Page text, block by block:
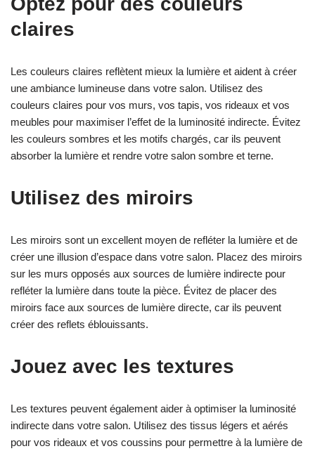
claires
Les couleurs claires reflètent mieux la lumière et aident à créer
une ambiance lumineuse dans votre salon. Utilisez des
couleurs claires pour vos murs, vos tapis, vos rideaux et vos
meubles pour maximiser l’effet de la luminosité indirecte. Évitez
les couleurs sombres et les motifs chargés, car ils peuvent
absorber la lumière et rendre votre salon sombre et terne.
Utilisez des miroirs
Les miroirs sont un excellent moyen de refléter la lumière et de
créer une illusion d’espace dans votre salon. Placez des miroirs
sur les murs opposés aux sources de lumière indirecte pour
refléter la lumière dans toute la pièce. Évitez de placer des
miroirs face aux sources de lumière directe, car ils peuvent
créer des reflets éblouissants.
Jouez avec les textures
Les textures peuvent également aider à optimiser la luminosité
indirecte dans votre salon. Utilisez des tissus légers et aérés
pour vos rideaux et vos coussins pour permettre à la lumière de